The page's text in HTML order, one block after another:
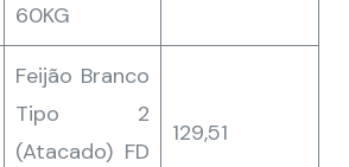
60KG
Feijão Branco
Tipo 2
(Atacado) FD
129,51